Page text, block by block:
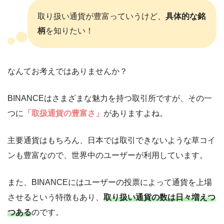
取り扱い通貨が豊富っていうけど、 具体的な銘
柄を知りたい！
なんてお考えではありませんか？
BINANCEはさまざまな魅力を持つ取引所ですが、その一
つに
「取扱通貨の豊富さ」 がありますよね。
主要通貨はもちろん、日本では取引できないような草コイ
ンも豊富なので、世界中のユーザーが利用しています。
また、BINANCEにはユーザーの投票によって通貨を上場
させるという特徴もあり、 取り扱い通貨の数は日々増えつ
つあるのです。